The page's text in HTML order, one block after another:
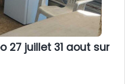
27 juillet 31 aout sur